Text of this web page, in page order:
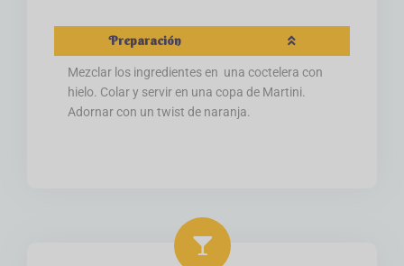
Preparación
Mezclar los ingredientes en una coctelera con
hielo. Colar y servir en una copa de Martini.
Adornar con un twist de naranja.